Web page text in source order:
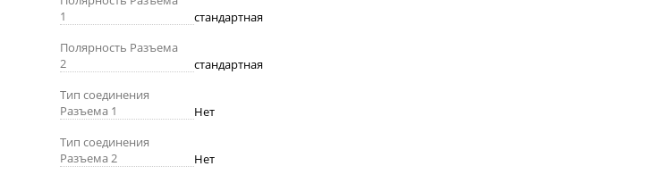
1
стандартная
Полярность Разъема
2
стандартная
Тип соединения
Разъема 1
Нет
Тип соединения
Разъема 2
Нет